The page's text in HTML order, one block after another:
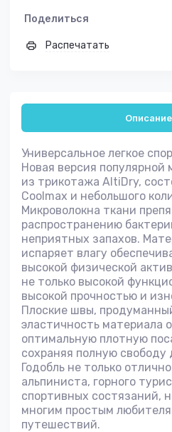
Поделиться
Распечатать
Описание
Универсальное легкое
Новая версия популярной
из трикотажа AltiDry,
Coolmax и небольшого
Микроволокна ткани
распространению
неприятных запахов.
испаряет влагу
высокой физической
не только высокой
высокой прочностью и
Плоские швы,
эластичность материала
оптимальную плотную
сохраняя полную
Годобль не только
альпиниста, горного
спортивных состязаний,
многим простым
путешествий.